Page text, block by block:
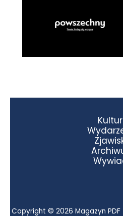
Copyright © 2026 Magazyn PDF